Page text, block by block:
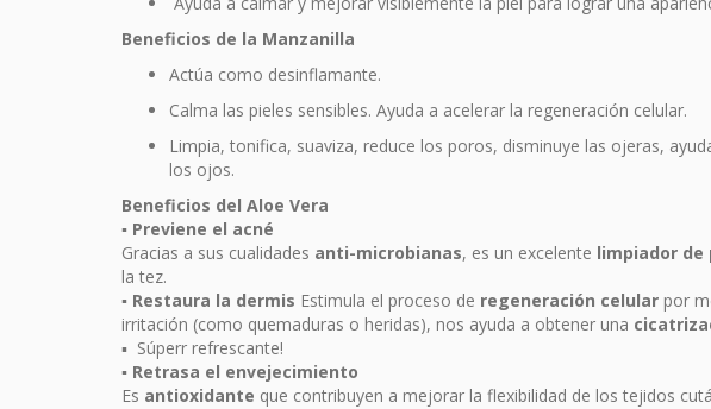
Beneficios de la Manzanilla
Actúa como desinflamante.
Calma las pieles sensibles. Ayuda a acelerar la regeneración celular.
Limpia, tonifica, suaviza, reduce los poros, disminuye las ojeras,
los ojos.
Beneficios del Aloe Vera
▪︎ Previene el acné
Gracias a sus cualidades anti-microbianas, es un excelente limpiador de
la tez.
▪︎ Restaura la dermis Estimula el proceso de regeneración celular por
irritación (como quemaduras o heridas), nos ayuda a obtener una
▪︎ Súperr refrescante!
▪︎ Retrasa el envejecimiento
Es antioxidante que contribuyen a mejorar la flexibilidad de los tejidos